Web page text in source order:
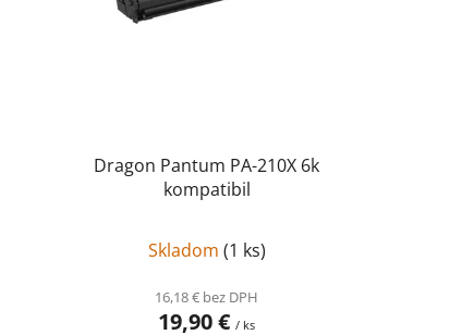
Dragon Pantum PA-210X 6k
kompatibil
Skladom (1 ks)
16,18 € bez DPH
19,90 €/ ks